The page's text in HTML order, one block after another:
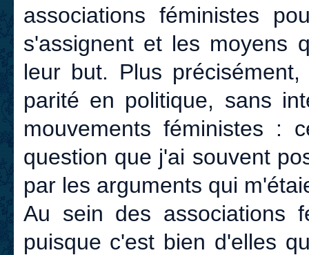
associations féministes
s'assignent et les moyens
leur but. Plus
parité en politique, sans
mouvements féministes :
question que j'ai souvent
par les arguments qui
Au sein des associations
puisque c'est bien d'elles